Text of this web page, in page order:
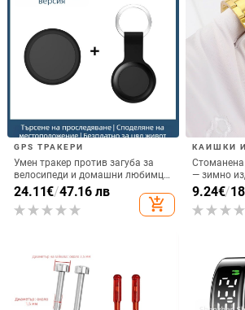
GPS ТРАКЕРИ
Умен тракер против загуба за
велосипеди и домашни любимци,
модел F3, ABS, Bluetooth, батерия
220 mAh, приложение за
проследяване
24.11€/47.16 лв
add_shopping_cart
КАИШКИ
— зимно
стил,
британски
моден
9.24€/